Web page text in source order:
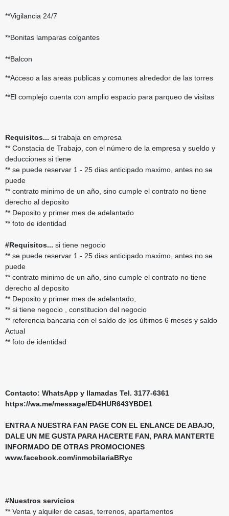
**Vigilancia 24/7
**Bonitas lamparas colgantes
**Balcon
**Acceso a las areas publicas y comunes alrededor de las torres
**El complejo cuenta con amplio espacio para parqueo de visitas
Requisitos... si trabaja en empresa
** Constacia de Trabajo, con el número de la empresa y sueldo y
deducciones si tiene
** se puede reservar 1 - 25 dias anticipado maximo, antes no se
puede
** contrato minimo de un año, sino cumple el contrato no tiene
derecho al deposito
** Deposito y primer mes de adelantado
** foto de identidad
#Requisitos... si tiene negocio
** se puede reservar 1 - 25 dias anticipado maximo, antes no se
puede
** contrato minimo de un año, sino cumple el contrato no tiene
derecho al deposito
** Deposito y primer mes de adelantado,
** si tiene negocio , constitucion del negocio
** referencia bancaria con el saldo de los últimos 6 meses y saldo
Actual
** foto de identidad
Contacto: WhatsApp y llamadas Tel. 3177-6361
https://wa.me/message/ED4HUR643YBDE1
ENTRA A NUESTRA FAN PAGE CON EL ENLANCE DE ABAJO,
DALE UN ME GUSTA PARA HACERTE FAN, PARA MANTERTE
INFORMADO DE OTRAS PROMOCIONES
www.facebook.com/inmobilariaBRyc
#Nuestros servicios
** Venta y alquiler de casas, terrenos, apartamentos